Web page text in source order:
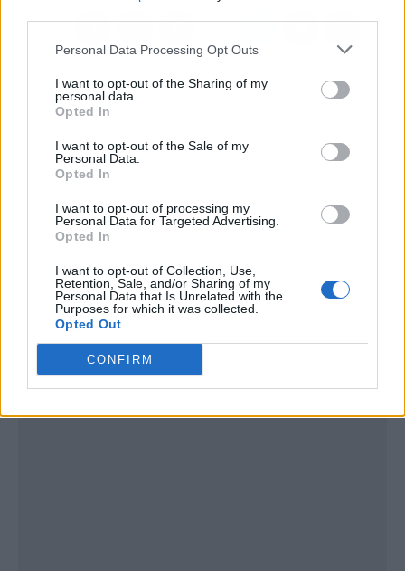
Personal Data Processing Opt Outs
I want to opt-out of the Sharing of my
personal data.
Opted In
I want to opt-out of the Sale of my
Personal Data.
Opted In
I want to opt-out of processing my
Personal Data for Targeted Advertising.
Opted In
I want to opt-out of Collection, Use,
Retention, Sale, and/or Sharing of my
Personal Data that Is Unrelated with the
Purposes for which it was collected.
Opted Out
CONFIRM